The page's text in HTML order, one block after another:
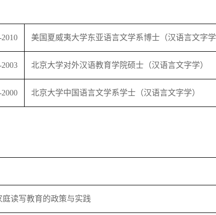
2010 美国夏威夷大学东亚语言文学系博士（汉语言文字
2003 北京大学对外汉语教育学院硕士（汉语言文字学）
2000 北京大学中国语言文学系学士（汉语言文字学）
读写教育的政策与实践